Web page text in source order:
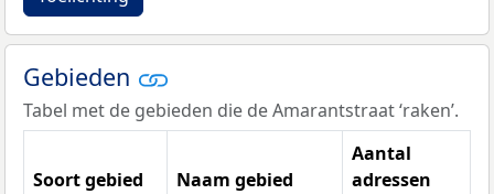
Gebieden
Tabel met de gebieden die de Amarantstraat ‘raken’.
Soort gebied Naam gebied
Aantal
adressen